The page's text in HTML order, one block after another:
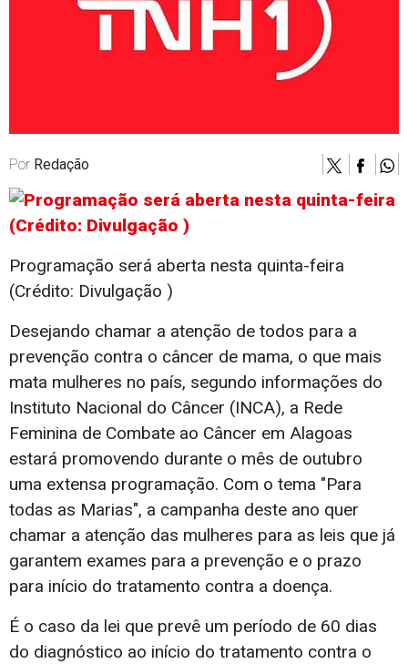
Por Redação
Programação será aberta nesta quinta-feira
(Crédito: Divulgação )
Desejando chamar a atenção de todos para a
prevenção contra o câncer de mama, o que mais
mata mulheres no país, segundo informações do
Instituto Nacional do Câncer (INCA), a Rede
Feminina de Combate ao Câncer em Alagoas
estará promovendo durante o mês de outubro
uma extensa programação. Com o tema "Para
todas as Marias", a campanha deste ano quer
chamar a atenção das mulheres para as leis que já
garantem exames para a prevenção e o prazo
para início do tratamento contra a doença.
É o caso da lei que prevê um período de 60 dias
do diagnóstico ao início do tratamento contra o